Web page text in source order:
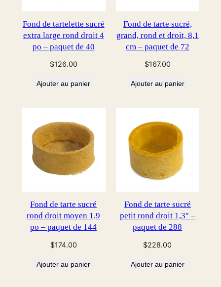
Fond de tartelette sucré
extra large rond droit 4
po – paquet de 40
$126.00
Ajouter au panier
Fond de tarte sucré,
grand, rond et droit, 8,1
cm – paquet de 72
$167.00
Ajouter au panier
Fond de tarte sucré
rond droit moyen 1,9
po – paquet de 144
$174.00
Ajouter au panier
Fond de tarte sucré
petit rond droit 1,3″ –
paquet de 288
$228.00
Ajouter au panier